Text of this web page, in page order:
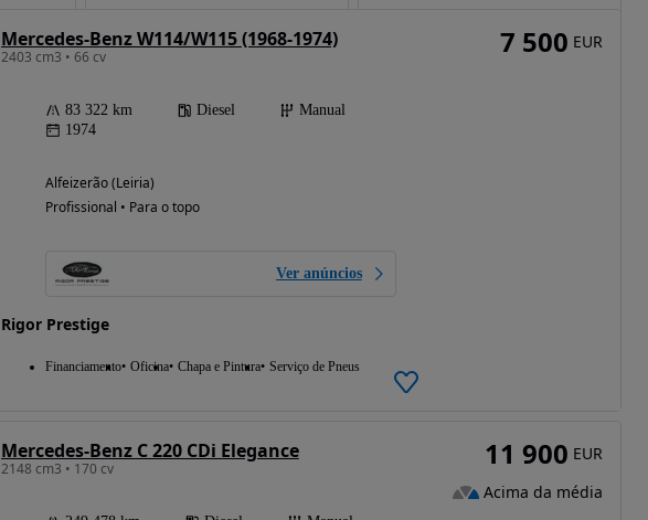
Mercedes-Benz W114/W115 (1968-1974)
2403 cm3 • 66 cv
83 322 km Diesel
Manual
1974
Alfeizerão (Leiria)
Profissional • Para o topo
Ver anúncios
Rigor Prestige
Financiamento Oficina Chapa e Pintura Serviço de Pneus
7 500 EUR
Mercedes-Benz C 220 CDi Elegance
2148 cm3 • 170 cv 11 900 EUR
Acima da média